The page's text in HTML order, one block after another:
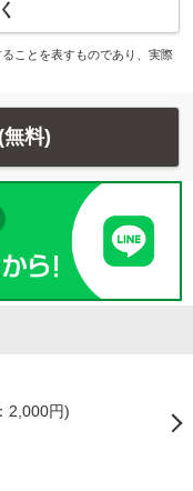
ことを表すものであり、実際
料)
2,000円)